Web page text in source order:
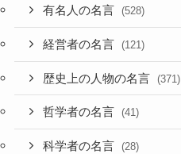
有名人の名言 (528)
経営者の名言 (121)
歴史上の人物の名言 (371)
哲学者の名言 (41)
科学者の名言 (28)